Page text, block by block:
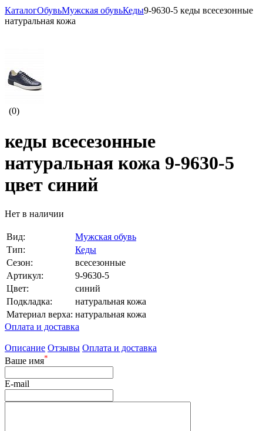
КаталогОбувьМужская обувьКеды9-9630-5 кеды всесезонные
натуральная кожа
(0)
кеды всесезонные
натуральная кожа 9-9630-5
цвет синий
Нет в наличии
Вид:
Мужская обувь
Тип:
Кеды
Сезон:
всесезонные
Артикул:
9-9630-5
Цвет:
синий
Подкладка:
натуральная кожа
Материал верха: натуральная кожа
Оплата и доставка
Описание Отзывы Оплата и доставка
Ваше имя*
E-mail